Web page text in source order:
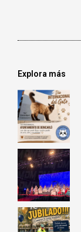
Explora más